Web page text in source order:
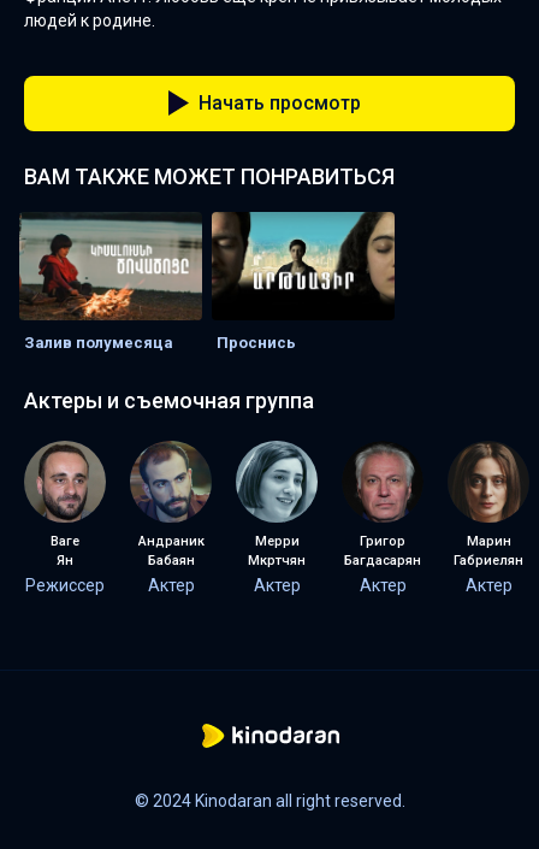
людей к родине.
Начать просмотр
ВАМ ТАКЖЕ МОЖЕТ ПОНРАВИТЬСЯ
Залив полумесяца Проснись
Актеры и съемочная группа
Ваге
Ян
Режиссер
Андраник
Бабаян
Актер
Мерри
Мкртчян
Актер
Григор
Багдасарян
Актер
Марин
Габриелян
Актер
© 2024 Kinodaran all right reserved.